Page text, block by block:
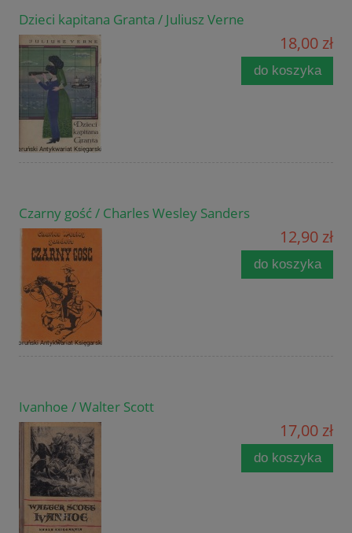
Dzieci kapitana Granta / Juliusz Verne
18,00 zł
do koszyka
Czarny gość / Charles Wesley Sanders
12,90 zł
do koszyka
Ivanhoe / Walter Scott
17,00 zł
do koszyka